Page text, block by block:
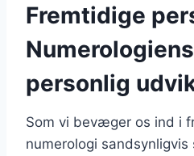
Fremtidige
personlig
Som vi bevæger os ind i
numerologi